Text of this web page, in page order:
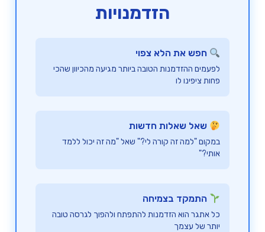
הזדמנויות
חפש את הלא צפוי
לפעמים ההזדמנות הטובה ביותר מגיעה מהכיוון שהכי
פחות ציפינו לו
שאל שאלות חדשות
במקום "למה זה קורה לי?" שאל "מה זה יכול ללמד
אותי?"
התמקד בצמיחה
כל אתגר הוא הזדמנות להתפתח ולהפוך לגרסה טובה
יותר של עצמך